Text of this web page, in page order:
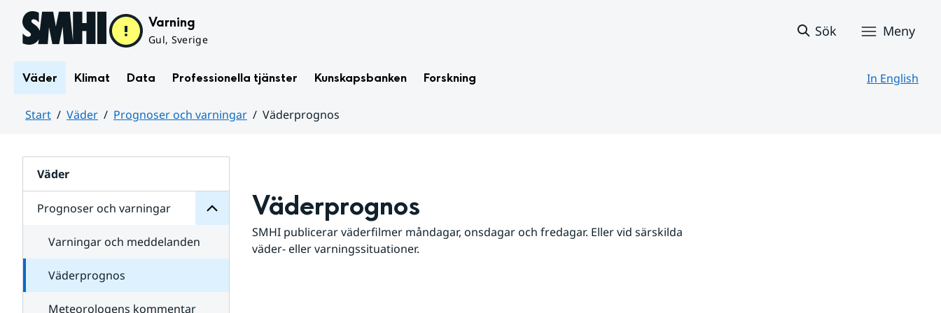
Hoppa till sidans innehåll Varning
Gul, Sverige
Sök Meny
Väder Klimat Data Professionella tjänster Kunskapsbanken Forskning In English
Start Väder Prognoser och varningar
Väderprognos
Väder
Prognoser och varningar
för
varningar
Varningar och meddelanden
Väderprognos
Meteorologens kommentar
Väderprognos
SMHI publicerar väderfilmer måndagar, onsdagar och fredagar. Eller vid särskilda
väder- eller varningssituationer.